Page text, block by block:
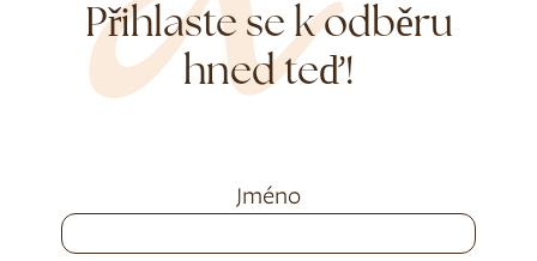
Přihlaste se k odběru
hned teď!
Jméno